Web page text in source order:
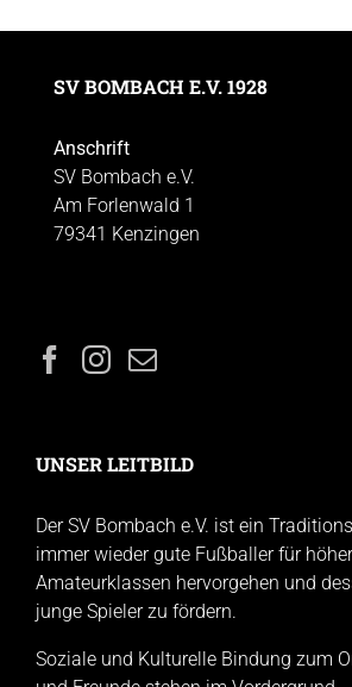
SV BOMBACH E.V. 1928
Anschrift
SV Bombach e.V.
Am Forlenwald 1
79341 Kenzingen
UNSER LEITBILD
Der SV Bombach e.V. ist ein
immer wieder gute Fußballer für
Amateurklassen hervorgehen und
junge Spieler zu fördern.
Soziale und Kulturelle Bindung zum